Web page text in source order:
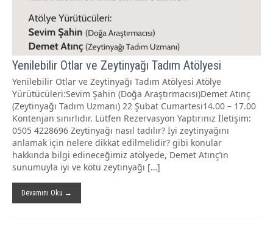
Yenilebilir Otlar ve Zeytinyağı Tadım Atölyesi
Yenilebilir Otlar ve Zeytinyağı Tadım Atölyesi Atölye
Yürütücüleri:Sevim Şahin (Doğa Araştırmacısı)Demet Atınç
(Zeytinyağı Tadım Uzmanı) 22 Şubat Cumartesi14.00 – 17.00
Kontenjan sınırlıdır. Lütfen Rezervasyon Yaptırınız İletişim:
0505 4228696 Zeytinyağı nasıl tadılır? İyi zeytinyağını
anlamak için nelere dikkat edilmelidir? gibi konular
hakkında bilgi edineceğimiz atölyede, Demet Atınç’ın
sunumuyla iyi ve kötü zeytinyağı […]
Devamını Oku →